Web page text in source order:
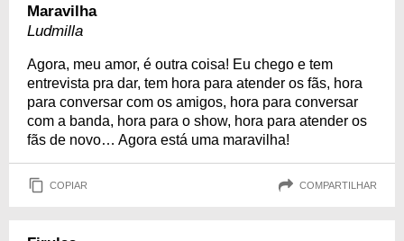
Maravilha
Ludmilla
Agora, meu amor, é outra coisa! Eu chego e tem
entrevista pra dar, tem hora para atender os fãs, hora
para conversar com os amigos, hora para conversar
com a banda, hora para o show, hora para atender os
fãs de novo… Agora está uma maravilha!
COPIAR COMPARTILHAR